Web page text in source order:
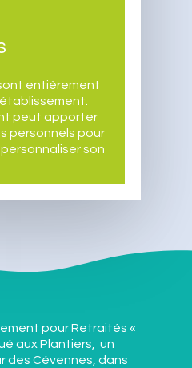
entièrement
peut apporter
personnels pour
son
pour Retraités «
aux Plantiers, un
Cévennes, dans